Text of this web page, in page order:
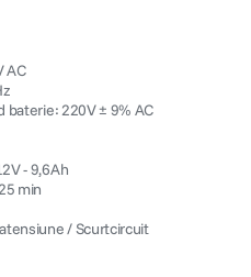
AC
baterie: 220V ± 9% AC
- 9,6Ah
min
/ Scurtcircuit